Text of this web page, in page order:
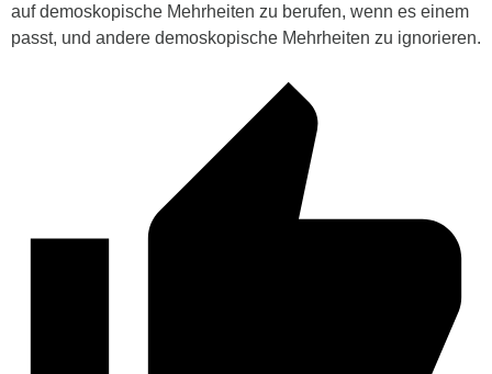
auf demoskopische Mehrheiten zu berufen, wenn es einem
passt, und andere demoskopische Mehrheiten zu ignorieren.